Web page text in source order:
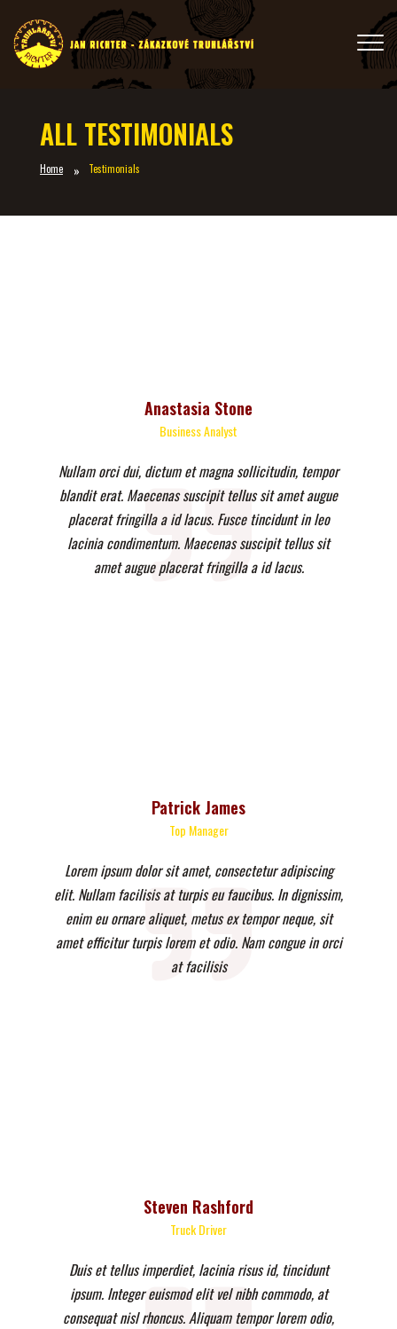
ALL TESTIMONIALS
Home Testimonials
Anastasia Stone
Business Analyst
Nullam orci dui, dictum et magna sollicitudin, tempor
blandit erat. Maecenas suscipit tellus sit amet augue
placerat fringilla a id lacus. Fusce tincidunt in leo
lacinia condimentum. Maecenas suscipit tellus sit
amet augue placerat fringilla a id lacus.
Patrick James
Top Manager
Lorem ipsum dolor sit amet, consectetur adipiscing
elit. Nullam facilisis at turpis eu faucibus. In dignissim,
enim eu ornare aliquet, metus ex tempor neque, sit
amet efficitur turpis lorem et odio. Nam congue in orci
at facilisis
Steven Rashford
Truck Driver
Duis et tellus imperdiet, lacinia risus id, tincidunt
ipsum. Integer euismod elit vel nibh commodo, at
consequat nisl rhoncus. Aliquam tempor lorem odio,